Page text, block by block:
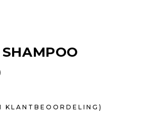
SHAMPOO
KLANTBEOORDELING)